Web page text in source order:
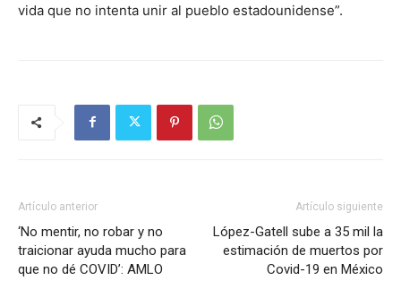
vida que no intenta unir al pueblo estadounidense”.
Artículo anterior
‘No mentir, no robar y no
traicionar ayuda mucho para
que no dé COVID’: AMLO
Artículo siguiente
López-Gatell sube a 35 mil la
estimación de muertos por
Covid-19 en México